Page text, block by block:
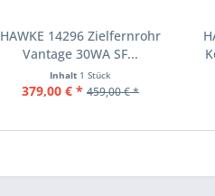
HAWKE 14296 Zielfernrohr
Vantage 30WA SF...
Inhalt 1 Stück
379,00 € * 459,00 € *